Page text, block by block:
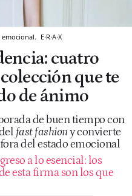
E·R·A·X
cuatro
que te
de ánimo
de buen tiempo con
fast fashiony convierte
del estado emocional
a lo esencial: los
esta firma son los que